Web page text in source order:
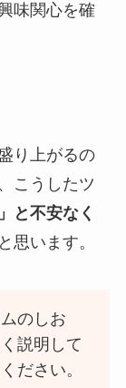
味関心を確
り上がるの
こうしたツ
と不安なく
思います。
のしお
説明して
ださい。